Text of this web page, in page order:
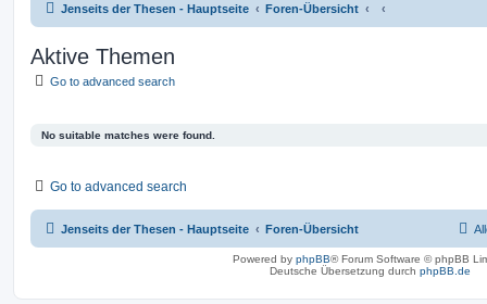
Jenseits der Thesen - Hauptseite Foren-Übersicht
Aktive Themen
Go to advanced search
No suitable matches were found.
Go to advanced search
Jenseits der Thesen - Hauptseite Foren-Übersicht
Powered by phpBB® Forum Software © phpBB
Deutsche Übersetzung durch phpBB.de